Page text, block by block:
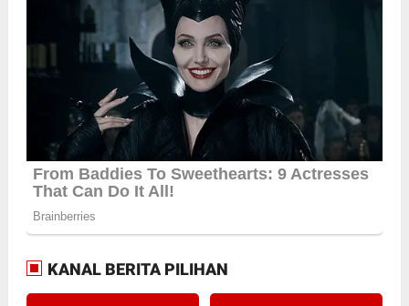
KANAL BERITA PILIHAN